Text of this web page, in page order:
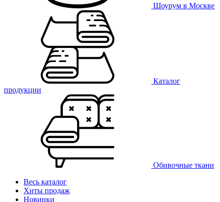
Шоурум в Москве
Каталог
продукции
Обивочные ткани
Весь каталог
Хиты продаж
Новинки